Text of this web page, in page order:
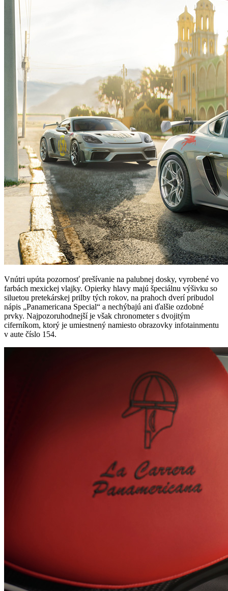
Vnútri upúta pozornosť prešívanie na palubnej dosky, vyrobené vo
farbách mexickej vlajky. Opierky hlavy majú špeciálnu výšivku so
siluetou pretekárskej prilby tých rokov, na prahoch dverí pribudol
nápis „Panamericana Special“ a nechýbajú ani ďalšie ozdobné
prvky. Najpozoruhodnejší je však chronometer s dvojitým
ciferníkom, ktorý je umiestnený namiesto obrazovky infotainmentu
v aute číslo 154.